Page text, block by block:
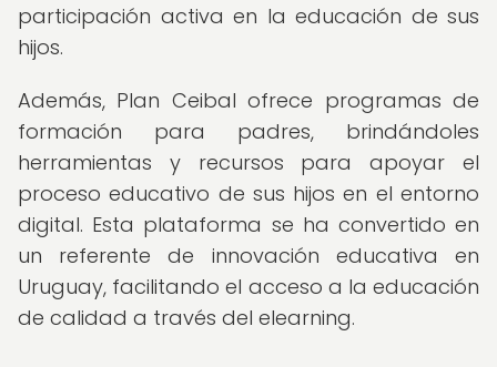
participación activa en la educación de sus
hijos.
Además, Plan Ceibal ofrece programas de
formación para padres, brindándoles
herramientas y recursos para apoyar el
proceso educativo de sus hijos en el entorno
digital. Esta plataforma se ha convertido en
un referente de innovación educativa en
Uruguay, facilitando el acceso a la educación
de calidad a través del elearning.